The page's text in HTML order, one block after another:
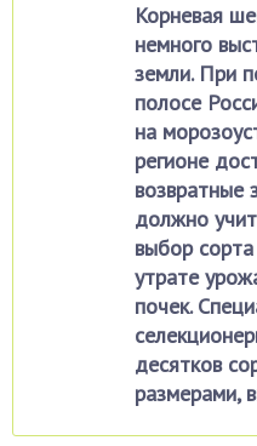
Корневая
немного
земли. При
полосе
на
регионе
возвратные
должно
выбор
утрате
почек.
десятков
размерами,